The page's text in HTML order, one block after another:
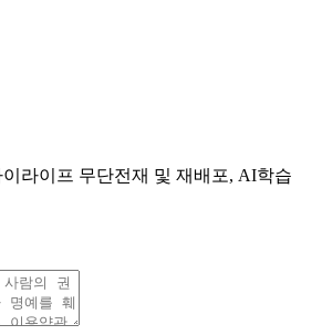
라이프 무단전재 및 재배포, AI학습